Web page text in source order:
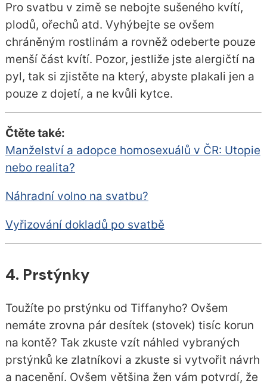
Pro svatbu v zimě se nebojte sušeného kvítí,
plodů, ořechů atd. Vyhýbejte se ovšem
chráněným rostlinám a rovněž odeberte pouze
menší část kvítí. Pozor, jestliže jste alergičtí na
pyl, tak si zjistěte na který, abyste plakali jen a
pouze z dojetí, a ne kvůli kytce.
Čtěte také:
Manželství a adopce homosexuálů v ČR: Utopie
nebo realita?
Náhradní volno na svatbu?
Vyřizování dokladů po svatbě
4. Prstýnky
Toužíte po prstýnku od Tiffanyho? Ovšem
nemáte zrovna pár desítek (stovek) tisíc korun
na kontě? Tak zkuste vzít náhled vybraných
prstýnků ke zlatníkovi a zkuste si vytvořit návrh
a nacenění. Ovšem většina žen vám potvrdí, že